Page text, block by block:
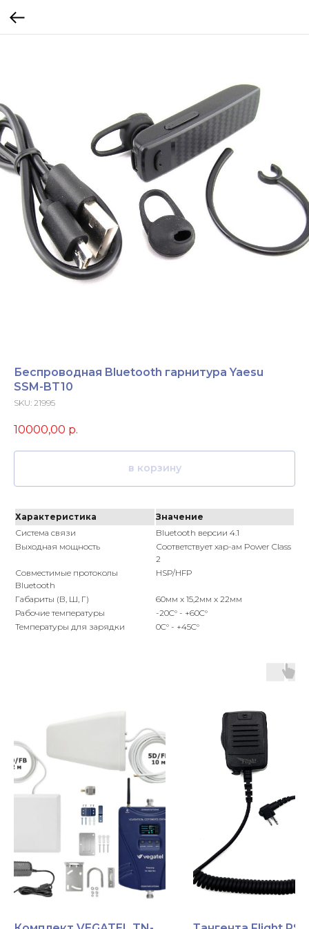
Беспроводная Bluetooth гарнитура Yaesu
SSM-BT10
SKU: 21995
10000,00 р.
в корзину
Характеристика
Значение
Система связи
Bluetooth версии 4.1
Выходная мощность
Соответствует хар-ам Power Class
2
Совместимые протоколы
Bluetooth
HSP/HFP
Габариты (В, Ш, Г)
60мм x 15,2мм x 22мм
Рабочие температуры
-20C° - +60C°
Температуры для зарядки
0C° - +45C°